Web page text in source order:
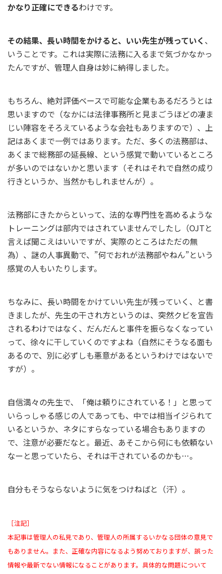
かなり正確にできるわけです。
その結果、長い時間をかけると、いい先生が残っていく 、
いうことです。これは実際に法務に入るまで気づかなかっ
たんですが、管理人自身は妙に納得しました。
もちろん、絶対評価ベースで可能な企業もあるだろうとは
思いますので（なかには法律事務所と見まごうほどの凄ま
じい陣容をそろえているような会社もありますので）、上
記はあくまで一例ではあります。ただ、多くの法務部は、
あくまで総務部の延長線、という感覚で動いているところ
が多いのではないかと思います（それはそれで自然の成り
行きというか、当然かもしれませんが）。
法務部にきたからといって、法的な専門性を高めるような
トレーニングは部内ではされていませんでしたし（OJTと
言えば聞こえはいいですが、実際のところはただの無
為）、謎の人事異動で、”何でおれが法務部やねん”という
感覚の人もいたりします。
ちなみに、長い時間をかけていい先生が残っていく、と書
きましたが、先生の干され方というのは、突然クビを宣告
されるわけではなく、だんだんと事件を振らなくなってい
って、徐々に干していくのですよね（自然にそうなる面も
あるので、別に必ずしも悪意があるというわけではないで
すが）。
自信満々の先生で、「俺は頼りにされている！」と思って
いらっしゃる感じの人であっても、中では相当イジられて
いるというか、ネタにすらなっている場合もありますの
で、注意が必要だなと。最近、あそこから何にも依頼ない
なーと思っていたら、それは干されているのかも…。
自分もそうならないように気をつけねばと（汗）。
［注記］
本記事は管理人の私見であり、管理人の所属するいかなる団体の意見で
もありません。また、正確な内容になるよう努めておりますが、誤った
情報や最新でない情報になることがあります。具体的な問題について